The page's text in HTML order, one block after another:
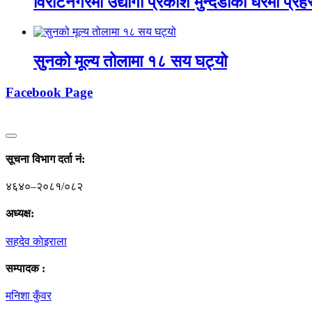
सुनको मूल्य तोलामा १८ सय घट्यो
Facebook Page
सूचना विभाग दर्ता नं‍:
४६४०–२०८१/०८२
अध्यक्ष:
सहदेव काेइराला
सम्पादक :
मनिशा कुँवर